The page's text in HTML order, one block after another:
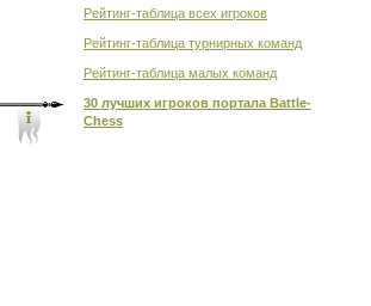
Рейтинг-таблица всех игроков
Рейтинг-таблица турнирных команд
Рейтинг-таблица малых команд
30 лучших игроков портала Battle-
Chess